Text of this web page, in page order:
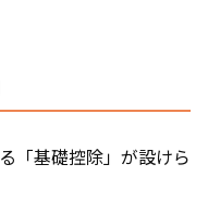
「基礎控除」が設けら